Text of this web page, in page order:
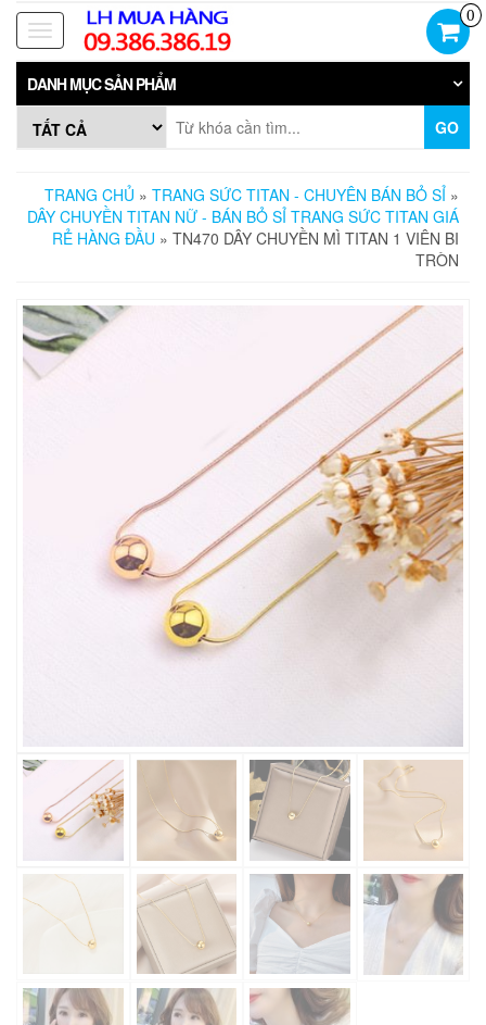
Skip
the
content
Toggle
navigation
0
DANH MỤC SẢN PHẨM
GO
TRANG CHỦ » TRANG SỨC TITAN - CHUYÊN BÁN BỎ SỈ »
DÂY CHUYỀN TITAN NỮ - BÁN BỎ SỈ TRANG SỨC TITAN GIÁ
RẺ HÀNG ĐẦU » TN470 DÂY CHUYỀN MÌ TITAN 1 VIÊN BI
TRÒN